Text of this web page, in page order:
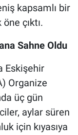
kapsamlı bir
çıktı.
Sahne Oldu
Eskişehir
Organize
üç gün
aylar süren
için kıyasıya